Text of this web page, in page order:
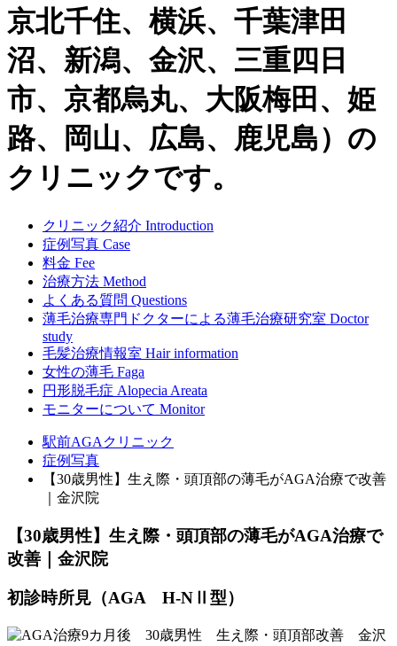
京北千住、横浜、千葉津田
沼、新潟、金沢、三重四日
市、京都烏丸、大阪梅田、姫
路、岡山、広島、鹿児島）の
クリニックです。
クリニック紹介 Introduction
症例写真 Case
料金 Fee
治療方法 Method
よくある質問 Questions
薄毛治療専門ドクターによる薄毛治療研究室 Doctor
study
毛髪治療情報室 Hair information
女性の薄毛 Faga
円形脱毛症 Alopecia Areata
モニターについて Monitor
駅前AGAクリニック
症例写真
【30歳男性】生え際・頭頂部の薄毛がAGA治療で改善
｜金沢院
【30歳男性】生え際・頭頂部の薄毛がAGA治療で
改善｜金沢院
初診時所見（AGA H-NⅡ型）